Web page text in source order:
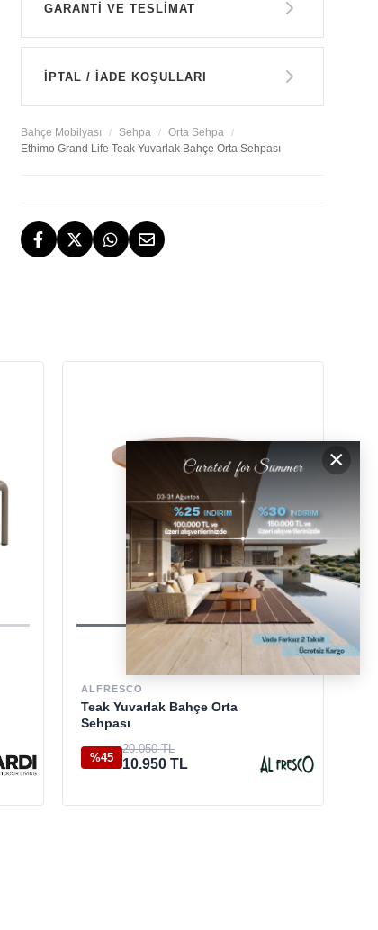
87.000 TL
Kredi Kartı Tek Çekim
GARANTİ VE TESLİMAT
GARANTİ
TESLİMAT
İstanbul, İzmir ve Bodrum (Muğla)
İPTAL / İADE KOŞULLARI
ÜCRETSİZ İADE HAKKI
[email protected]
Bahçe Mobilyası Sehpa
Orta Sehpa
Ethimo Grand Life Teak Yuvarlak Bahçe Orta Sehpası
ALFRESCO
Teak Yuvarlak Bahçe Orta
Sehpası
%45
20.050 TL
10.950 TL
×